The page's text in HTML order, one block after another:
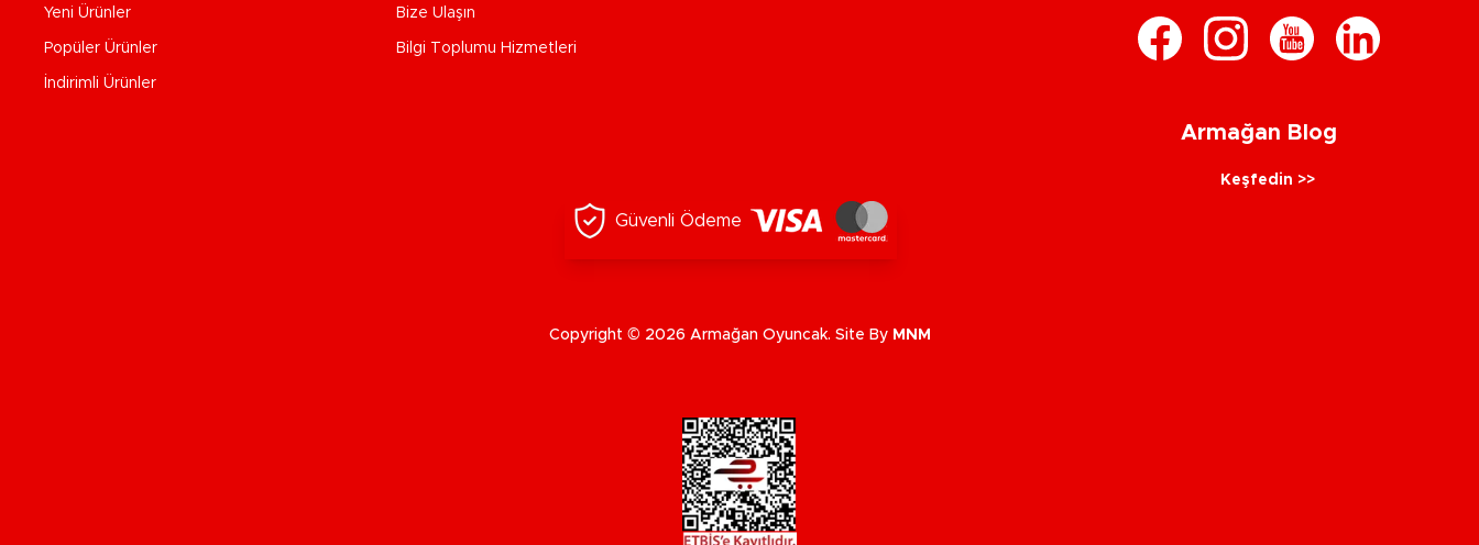
Yeni Ürünler
Popüler Ürünler
İndirimli Ürünler
Bize Ulaşın
Bilgi Toplumu Hizmetleri
Armağan Blog
Keşfedin >>
Güvenli Ödeme
Copyright © 2026 Armağan Oyuncak. Site By MNM